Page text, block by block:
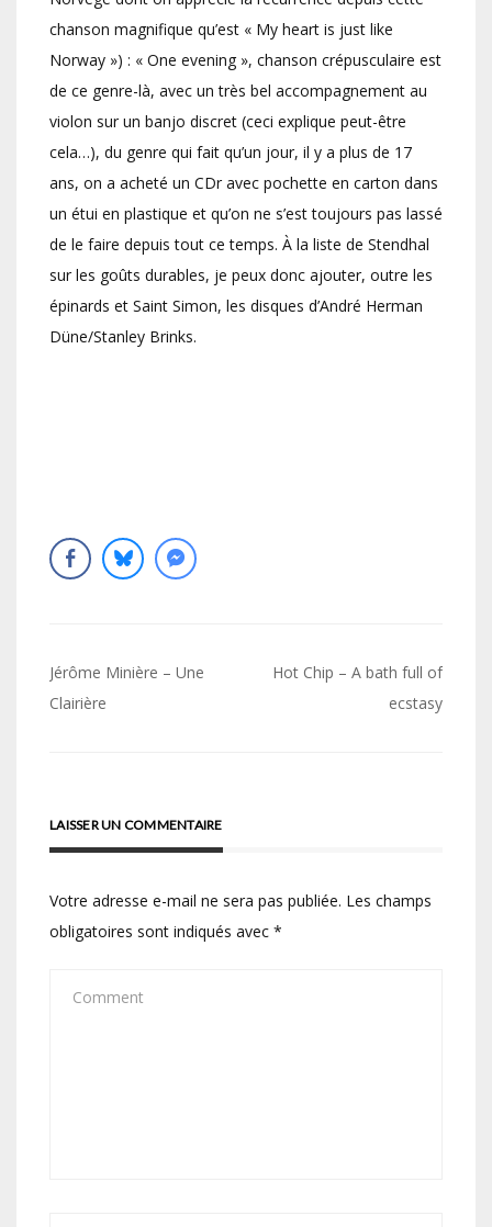
chanson magnifique qu’est « My heart is just like
Norway ») : « One evening », chanson crépusculaire est
de ce genre-là, avec un très bel accompagnement au
violon sur un banjo discret (ceci explique peut-être
cela…), du genre qui fait qu’un jour, il y a plus de 17
ans, on a acheté un CDr avec pochette en carton dans
un étui en plastique et qu’on ne s’est toujours pas lassé
de le faire depuis tout ce temps. À la liste de Stendhal
sur les goûts durables, je peux donc ajouter, outre les
épinards et Saint Simon, les disques d’André Herman
Düne/Stanley Brinks.
Navigation
de
Jérôme Minière – Une
Clairière
Hot Chip – A bath full of
ecstasy
LAISSER UN COMMENTAIRE
Votre adresse e-mail ne sera pas publiée. Les champs
obligatoires sont indiqués avec *